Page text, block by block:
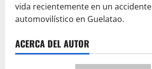
vida recientemente en un accidente
automovilístico en Guelatao.
ACERCA DEL AUTOR